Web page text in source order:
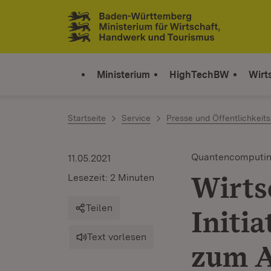
Zum Inhalt springen
Link zur Startseite
Ministerium HighTechBW
Startseite Service Presse und
zum
11.05.2021
Lesezeit: 2 Minuten
Teilen
Text vorlesen